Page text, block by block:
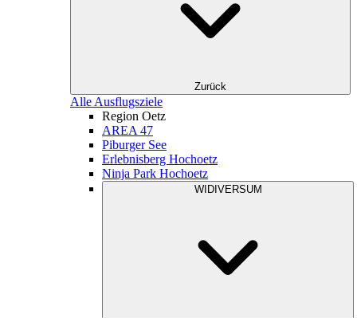
Zurück
Alle Ausflugsziele
Region Oetz
AREA 47
Piburger See
Erlebnisberg Hochoetz
Ninja Park Hochoetz
WIDIVERSUM